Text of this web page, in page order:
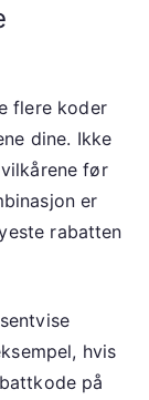
flere koder
dine. Ikke
før
er
rabatten
hvis
på